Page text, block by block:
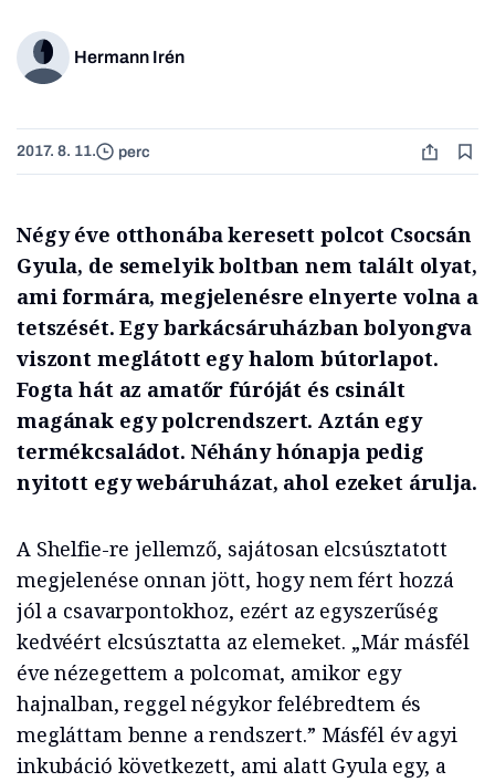
Hermann Irén
2017. 8. 11. perc
Négy éve otthonába keresett polcot Csocsán
Gyula, de semelyik boltban nem talált olyat,
ami formára, megjelenésre elnyerte volna a
tetszését. Egy barkácsáruházban bolyongva
viszont meglátott egy halom bútorlapot.
Fogta hát az amatőr fúróját és csinált
magának egy polcrendszert. Aztán egy
termékcsaládot. Néhány hónapja pedig
nyitott egy webáruházat, ahol ezeket árulja.
A Shelfie-re jellemző, sajátosan elcsúsztatott
megjelenése onnan jött, hogy nem fért hozzá
jól a csavarpontokhoz, ezért az egyszerűség
kedvéért elcsúsztatta az elemeket. „Már másfél
éve nézegettem a polcomat, amikor egy
hajnalban, reggel négykor felébredtem és
megláttam benne a rendszert.” Másfél év agyi
inkubáció következett, ami alatt Gyula egy, a